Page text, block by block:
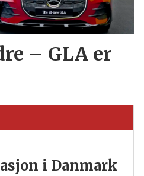
– GLA er
i Danmark